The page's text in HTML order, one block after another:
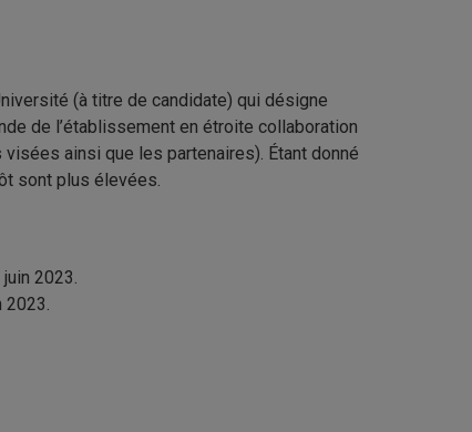
(à titre de candidate) qui désigne
de l’établissement en étroite collaboration
ainsi que les partenaires). Étant donné
sont plus élevées.
2023.
2023.